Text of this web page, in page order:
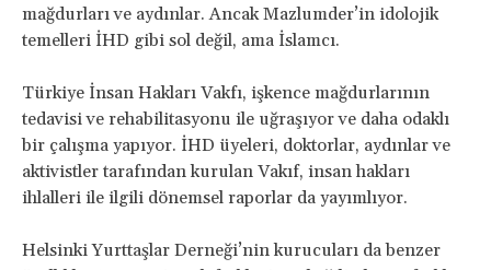
mağdurları ve aydınlar. Ancak Mazlumder’in idolojik
temelleri İHD gibi sol değil, ama İslamcı.
Türkiye İnsan Hakları Vakfı, işkence mağdurlarının
tedavisi ve rehabilitasyonu ile uğraşıyor ve daha odaklı
bir çalışma yapıyor. İHD üyeleri, doktorlar, aydınlar ve
aktivistler tarafından kurulan Vakıf, insan hakları
ihlalleri ile ilgili dönemsel raporlar da yayımlıyor.
Helsinki Yurttaşlar Derneği’nin kurucuları da benzer